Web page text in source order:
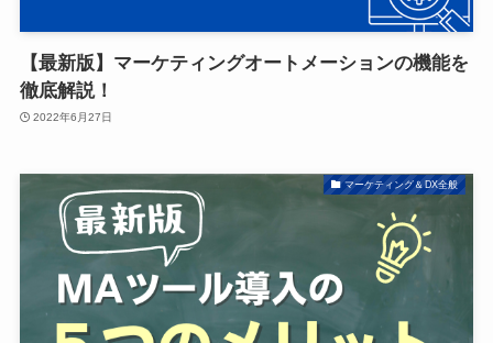
【最新版】マーケティングオートメーションの機能を
徹底解説！
2022年6月27日
マーケティング＆DX全般